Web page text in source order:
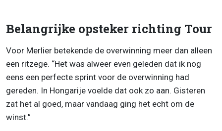
Belangrijke opsteker richting Tour
Voor Merlier betekende de overwinning meer dan alleen
een ritzege. “Het was alweer even geleden dat ik nog
eens een perfecte sprint voor de overwinning had
gereden. In Hongarije voelde dat ook zo aan. Gisteren
zat het al goed, maar vandaag ging het echt om de
winst.”